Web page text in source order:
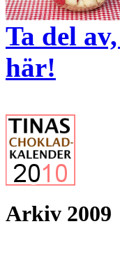
Ta del
här!
Arkiv 2009